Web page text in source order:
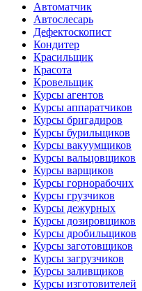
Автоматчик
Автослесарь
Дефектоскопист
Кондитер
Красильщик
Красота
Кровельщик
Курсы агентов
Курсы аппаратчиков
Курсы бригадиров
Курсы бурильщиков
Курсы вакуумщиков
Курсы вальцовщиков
Курсы варщиков
Курсы горнорабочих
Курсы грузчиков
Курсы дежурных
Курсы дозировщиков
Курсы дробильщиков
Курсы заготовщиков
Курсы загрузчиков
Курсы заливщиков
Курсы изготовителей